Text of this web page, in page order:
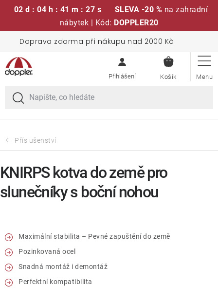
02 d : 04 h : 41 m : 27 s SLEVA -20 % na zahradní
nábytek | Kód: DOPPLER20
obsah
Doprava zdarma při nákupu nad 2000 Kč
KOŠÍK
Sedací soupravy
Slunečníky
Křesla a židle
Lavice a houpačky
Doplňky
Deštníky
Příslušenství
Maximální stabilita – Pevné zapuštění do země
Pozinkovaná ocel
Snadná montáž i demontáž
Perfektní kompatibilita
KNIRPS kotva do země pro
slunečníky s boční nohou